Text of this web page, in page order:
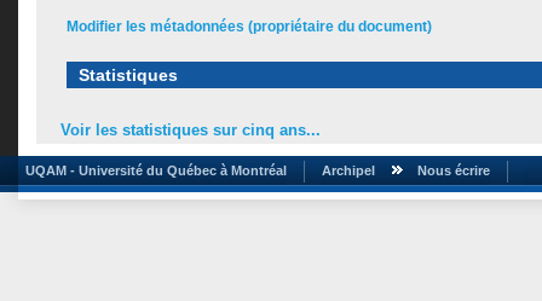
Modifier les métadonnées (propriétaire du document)
Statistiques
Voir les statistiques sur cinq ans...
UQAM - Université du Québec à Montréal Archipel Nous écrire